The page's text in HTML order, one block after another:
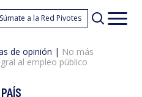
Súmate a la Red Pivotes
de opinión | No más
al empleo público